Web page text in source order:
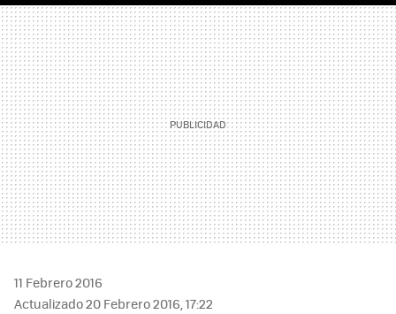
MAIL
11 Febrero 2016
Actualizado 20 Febrero 2016, 17:22